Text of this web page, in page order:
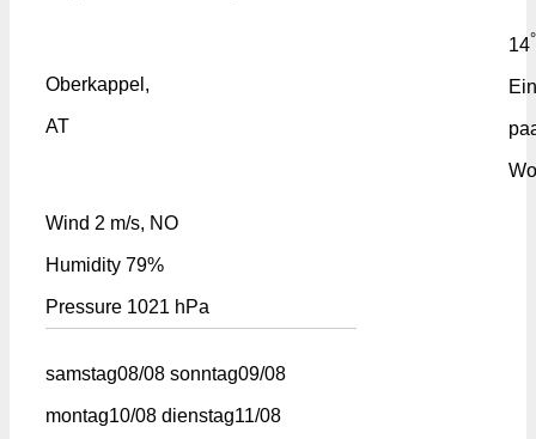
Oberkappel,
AT
14°
Ein
Wind 2 m/s, NO
Humidity 79%
Pressure 1021 hPa
samstag08/08 sonntag09/08
montag10/08 dienstag11/08